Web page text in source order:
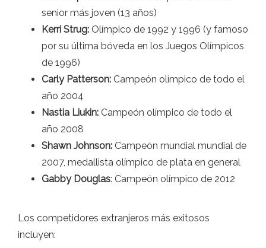
senior más joven (13 años)
Kerri Strug: Olímpico de 1992 y 1996 (y famoso
por su última bóveda en los Juegos Olímpicos
de 1996)
Carly Patterson: Campeón olímpico de todo el
año 2004
Nastia Liukin: Campeón olímpico de todo el
año 2008
Shawn Johnson: Campeón mundial mundial de
2007, medallista olímpico de plata en general
Gabby Douglas: Campeón olímpico de 2012
Los competidores extranjeros más exitosos
incluyen: